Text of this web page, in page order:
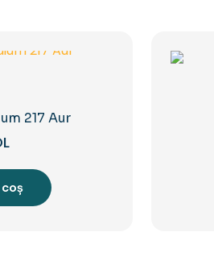
217 Aur
coș